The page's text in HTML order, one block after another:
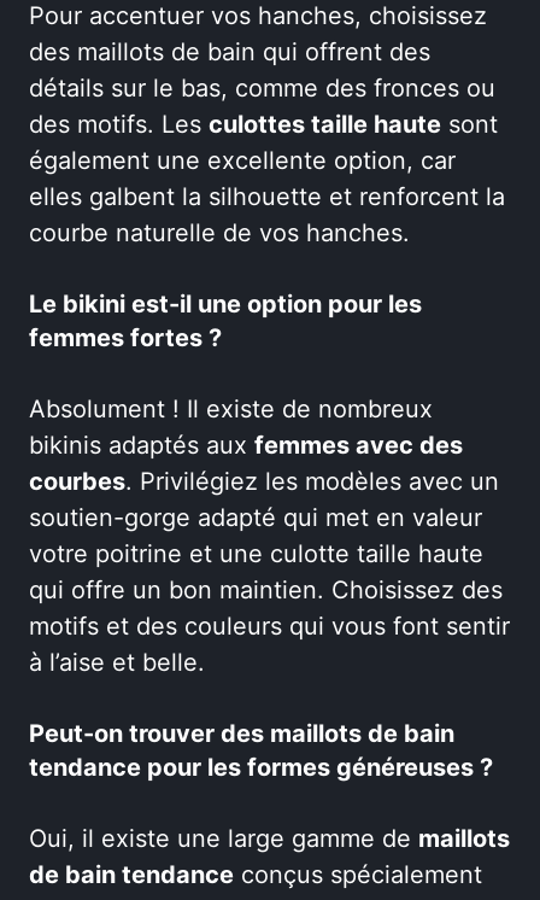
Pour accentuer vos hanches, choisissez
des maillots de bain qui offrent des
détails sur le bas, comme des fronces ou
des motifs. Les culottes taille haute sont
également une excellente option, car
elles galbent la silhouette et renforcent la
courbe naturelle de vos hanches.
Le bikini est-il une option pour les
femmes fortes ?
Absolument ! Il existe de nombreux
bikinis adaptés aux femmes avec des
courbes. Privilégiez les modèles avec un
soutien-gorge adapté qui met en valeur
votre poitrine et une culotte taille haute
qui offre un bon maintien. Choisissez des
motifs et des couleurs qui vous font sentir
à l’aise et belle.
Peut-on trouver des maillots de bain
tendance pour les formes généreuses ?
Oui, il existe une large gamme de maillots
de bain tendance conçus spécialement